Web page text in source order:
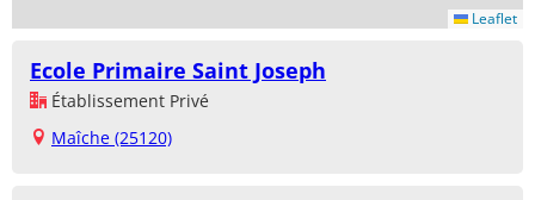
Leaflet
Ecole Primaire Saint Joseph
Établissement Privé
Maîche (25120)